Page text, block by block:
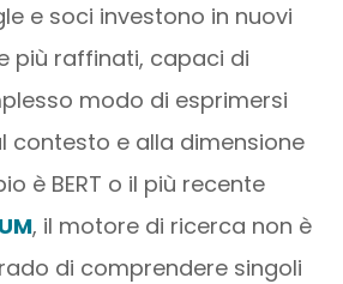
e soci investono in nuovi
più raffinati, capaci di
modo di esprimersi
contesto e alla dimensione
è BERT o il più recente
, il motore di ricerca non è
di comprendere singoli